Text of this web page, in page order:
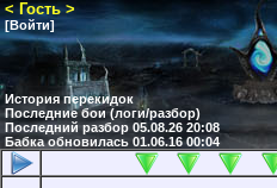
< Гость >
[Войти]
История перекидок
Последние бои (логи/разбор)
Последний разбор 05.08.26 20:08
Бабка обновилась 01.06.16 00:04